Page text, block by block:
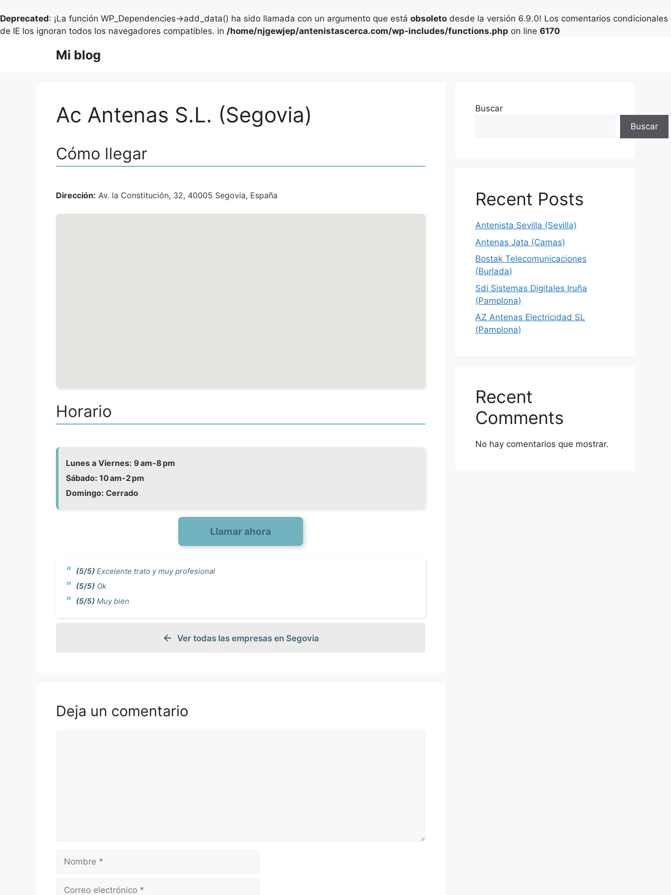
Deprecated: ¡La función WP_Dependencies->add_data() ha sido llamada con un argumento que está obsoleto desde la versión 6.9.0! Los comentarios condicionales
de IE los ignoran todos los navegadores compatibles. in /home/njgewjep/antenistascerca.com/wp-includes/functions.php on line 6170
Mi blog
Ac Antenas S.L. (Segovia)
Cómo llegar
Dirección: Av. la Constitución, 32, 40005 Segovia, España
Horario
Lunes a Viernes: 9 am-8 pm
Sábado: 10 am-2 pm
Domingo: Cerrado
Llamar ahora
(5/5) Excelente trato y muy profesional
(5/5) Ok
(5/5) Muy bien
Ver todas las empresas en Segovia
Deja un comentario
Nombre
Correo
Buscar
Buscar
Recent Posts
Antenista Sevilla (Sevilla)
Antenas Jata (Camas)
Bostak Telecomunicaciones
(Burlada)
Sdi Sistemas Digitales Iruña
(Pamplona)
AZ Antenas Electricidad SL
(Pamplona)
Recent
Comments
No hay comentarios que mostrar.